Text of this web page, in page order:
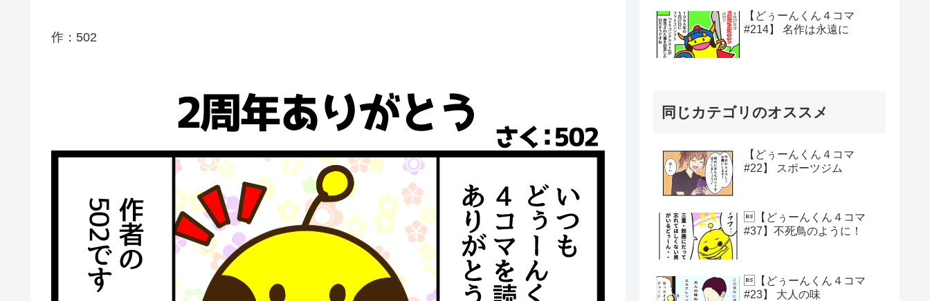
作：502
【どぅーんくん４コマ
#214】 名作は永遠に
同じカテゴリのオススメ
【どぅーんくん４コマ
#22】 スポーツジム
【どぅーんくん４コマ
#37】不死鳥のように！
【どぅーんくん４コマ
#23】 大人の味